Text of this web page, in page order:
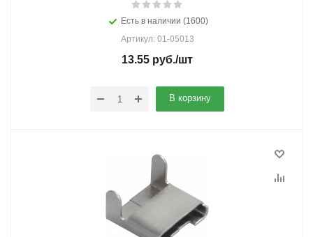
Есть в наличии (1600)
Артикул: 01-05013
13.55 руб./шт
В корзину